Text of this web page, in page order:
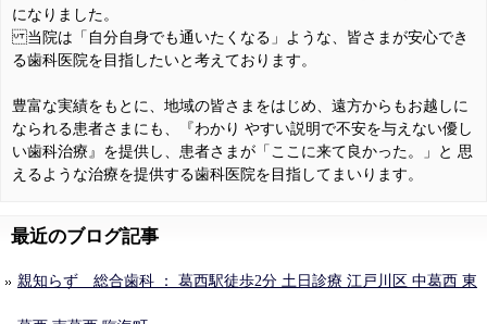
になりました。
当院は「自分自身でも通いたくなる」ような、皆さまが安心でき
る歯科医院を目指したいと考えております。
豊富な実績をもとに、地域の皆さまをはじめ、遠方からもお越しに
なられる患者さまにも、『わかり やすい説明で不安を与えない優し
い歯科治療』を提供し、患者さまが「ここに来て良かった。」と 思
えるような治療を提供する歯科医院を目指してまいります。
最近のブログ記事
親知らず 総合歯科 ： 葛西駅徒歩2分 土日診療 江戸川区 中葛西 東